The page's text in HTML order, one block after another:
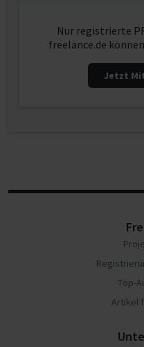
Nur registrierte
freelance.de
Jetzt
Top-
Artikel